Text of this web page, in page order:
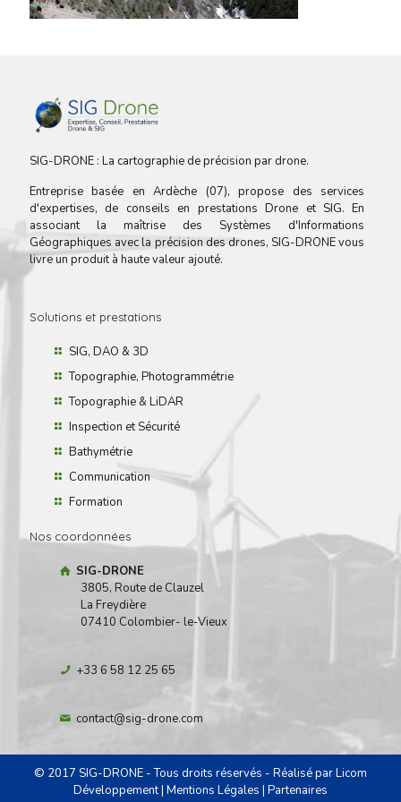
SIG-DRONE : La cartographie de précision par drone.
Entreprise basée en Ardèche (07), propose des services
d'expertises, de conseils en prestations Drone et SIG. En
associant la maîtrise des Systèmes d'Informations
Géographiques avec la précision des drones, SIG-DRONE vous
livre un produit à haute valeur ajouté.
Solutions et prestations
SIG, DAO & 3D
Topographie, Photogrammétrie
Topographie & LiDAR
Inspection et Sécurité
Bathymétrie
Communication
Formation
Nos coordonnées
SIG-DRONE
3805, Route de Clauzel
La Freydière
07410 Colombier- le-Vieux
+33 6 58 12 25 65
contact@sig-drone.com
© 2017 SIG-DRONE - Tous droits réservés - Réalisé parLicom
Développement| Mentions Légales | Partenaires